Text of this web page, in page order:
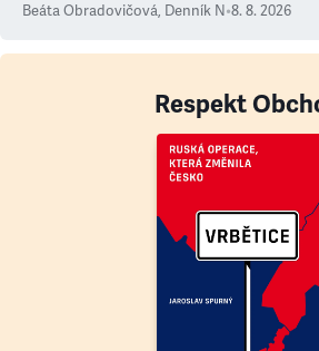
Beáta Obradovičová, Denník N•8. 8. 2026
Respekt